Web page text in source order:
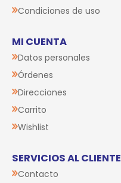
Condiciones de uso
MI CUENTA
Datos personales
Órdenes
Direcciones
Carrito
Wishlist
SERVICIOS AL CLIENTE
Contacto